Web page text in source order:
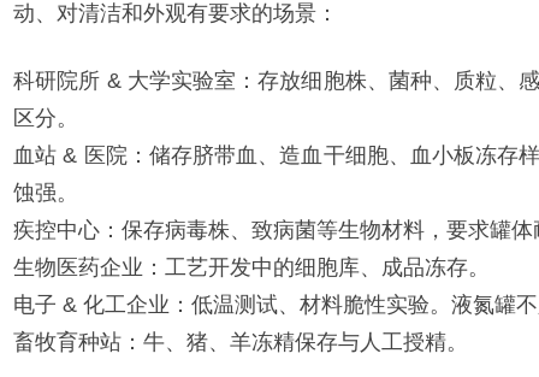
动、对清洁和外观有要求的场景：
科研院所 & 大学实验室：存放细胞株、菌种、质粒、
区分。
血站 & 医院：储存脐带血、造血干细胞、血小板冻存
蚀强。
疾控中心：保存病毒株、致病菌等生物材料，要求罐
生物医药企业：工艺开发中的细胞库、成品冻存。
电子 & 化工企业：低温测试、材料脆性实验。液氮罐
畜牧育种站：牛、猪、羊冻精保存与人工授精。